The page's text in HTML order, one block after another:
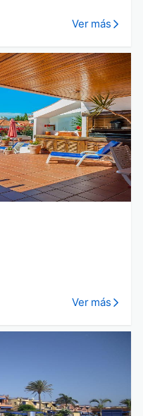
Ver más
Ver más